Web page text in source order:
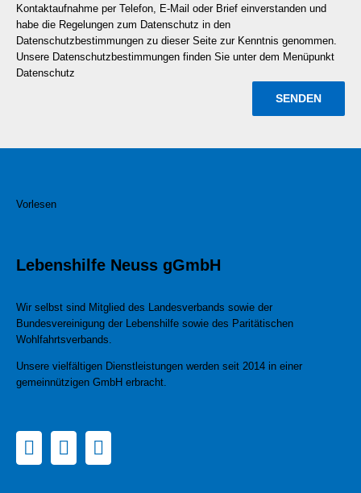
Kontaktaufnahme per Telefon, E-Mail oder Brief einverstanden und
habe die Regelungen zum Datenschutz in den
Datenschutzbestimmungen zu dieser Seite zur Kenntnis genommen.
Unsere Datenschutzbestimmungen finden Sie unter dem Menüpunkt
Datenschutz
Vorlesen
Lebenshilfe Neuss gGmbH
Wir selbst sind Mitglied des Landesverbands sowie der
Bundesvereinigung der Lebenshilfe sowie des Paritätischen
Wohlfahrtsverbands.
Unsere vielfältigen Dienstleistungen werden seit 2014 in einer
gemeinnützigen GmbH erbracht.